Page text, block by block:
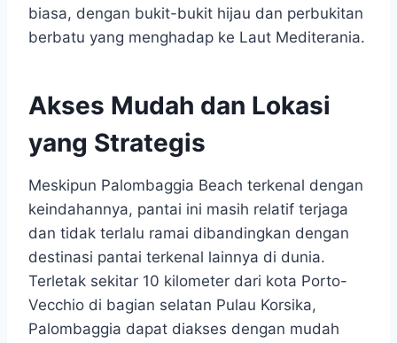
biasa, dengan bukit-bukit hijau dan perbukitan
berbatu yang menghadap ke Laut Mediterania.
Akses Mudah dan Lokasi
yang Strategis
Meskipun Palombaggia Beach terkenal dengan
keindahannya, pantai ini masih relatif terjaga
dan tidak terlalu ramai dibandingkan dengan
destinasi pantai terkenal lainnya di dunia.
Terletak sekitar 10 kilometer dari kota Porto-
Vecchio di bagian selatan Pulau Korsika,
Palombaggia dapat diakses dengan mudah